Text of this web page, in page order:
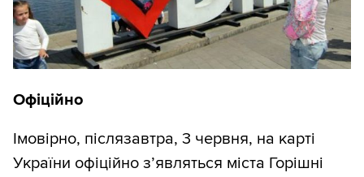
Офіційно
Імовірно, післязавтра, 3 червня, на карті
України офіційно з’являться міста Горішні